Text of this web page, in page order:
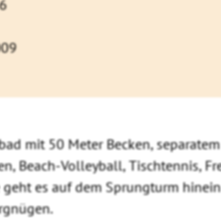
mit 50 Meter Becken,
Beach-Volleyball, Tischtennis,
es auf dem Sprungturm